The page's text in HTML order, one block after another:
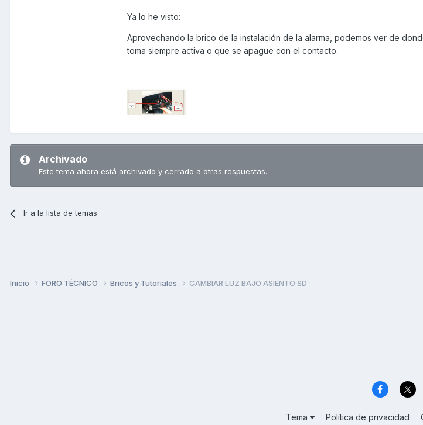
Ya lo he visto:
Aprovechando la brico de la instalación de la alarma, podemos ver de
toma siempre activa o que se apague con el contacto.
Archivado
Este tema ahora está archivado y cerrado a otras respuestas.
Ir a la lista de temas
Inicio FORO TÉCNICO Bricos y Tutoriales CAMBIAR LUZ BAJO ASIENTO SD
Tema Política de privacidad